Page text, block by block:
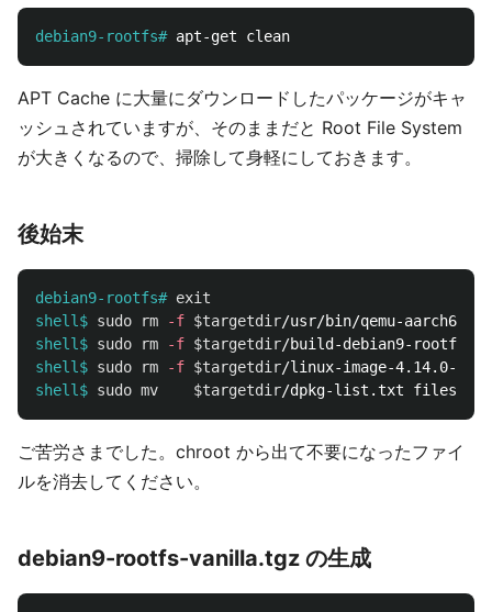
debian9-rootfs#
APT Cache に大量にダウンロードしたパッケージがキャ
ッシュされていますが、そのままだと Root File System
が大きくなるので、掃除して身軽にしておきます。
後始末
debian9-rootfs# exit
shell$ sudo rm -f $targetdir
shell$ sudo rm -f $targetdir
shell$ sudo rm -f $targetdir
shell$ sudo mv $targetdir
ご苦労さまでした。chroot から出て不要になったファイ
ルを消去してください。
debian9-rootfs-vanilla.tgz の生成